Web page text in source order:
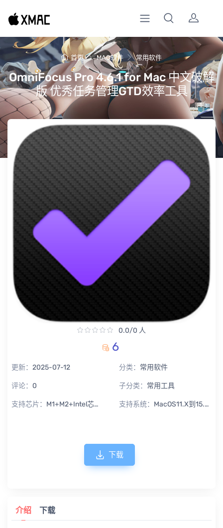
首页 MAC软件 常用软件
OmniFocus Pro 4.6.1 for Mac 中文破解
版 优秀任务管理GTD效率工具
0.0/0 人
6
更新： 2025-07-12 分类： 常用软件
评论： 0 子分类： 常用工具
支持芯片： M1+M2+Intel芯片通用 支持系统： MacOS11.X到15.X Sequoia
下载
介绍 下载